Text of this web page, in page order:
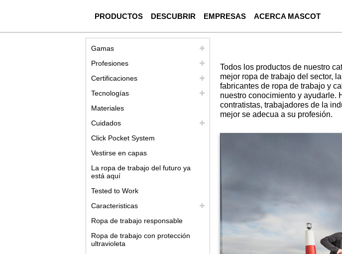
PRODUCTOS DESCUBRIR EMPRESAS ACERCA MASCOT
Todos los productos de nuestro
mejor ropa de trabajo del sector,
fabricantes de ropa de trabajo y
nuestro conocimiento y ayudarle.
contratistas, trabajadores de la
mejor se adecua a su profesión.
Gamas
Profesiones
Certificaciones
Tecnologías
Materiales
Cuidados
Click Pocket System
Vestirse en capas
La ropa de trabajo del futuro ya
está aquí
Tested to Work
Caracteristicas
Ropa de trabajo responsable
Ropa de trabajo con protección
ultravioleta